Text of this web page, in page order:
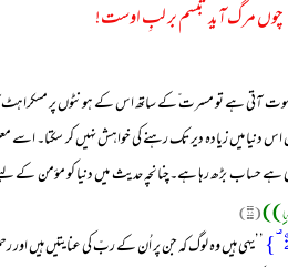
چوں مرگ آید تبسم بر لبِ اوست!
آتی ہے تو مسرت ّکے ساتھ اس کے ہونٹوں پر مسکراہٹ آ
میں زیادہ دیر تک رہنے کی خواہش نہیں کر سکتا۔ اسے
حساب بڑھ رہا ہے۔چنانچہ حدیث میں دنیا کو مؤمن کے
(۱۸)
۟} ’’یہی ہیں وہ لوگ کہ جن پر اُن کے ربّ کی عنایتیں ہیں اور